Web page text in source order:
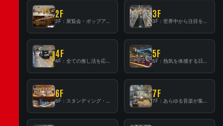
2F
2F：展覧会・ポップアップストア等を開催！大型催事スペース「TOWER SPACE SHIBUYA」
3F
3F：世界中から注目を集める〈日本のポップカルチャー〉の発信基地！
4F
4F：全ての推し活を応援するフロア！
5F
5F：熱気を体感する日本一のK-POP空間！
6F
6F：スタンディング・ビアバーを新設した日本最大規模のレコード専門フロア！
7F
7F：あらゆる音楽が集結する最多ジャンルフロア！